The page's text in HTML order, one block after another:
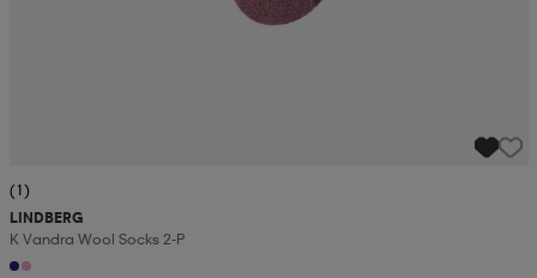
(1)
LINDBERG
K Vandra Wool Socks 2-P